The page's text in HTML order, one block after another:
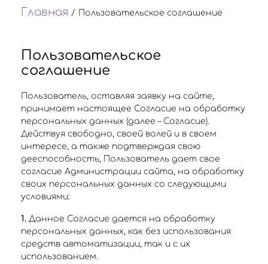
Главная / Пользовательское соглашение
Пользовательское
соглашение
Пользователь, оставляя заявку на сайте,
принимает настоящее Согласие на обработку
персональных данных (далее – Согласие).
Действуя свободно, своей волей и в своем
интересе, а также подтверждая свою
дееспособность, Пользователь дает свое
согласие Администрации сайта, на обработку
своих персональных данных со следующими
условиями:
1. Данное Согласие дается на обработку
персональных данных, как без использования
средств автоматизации, так и с их
использованием.